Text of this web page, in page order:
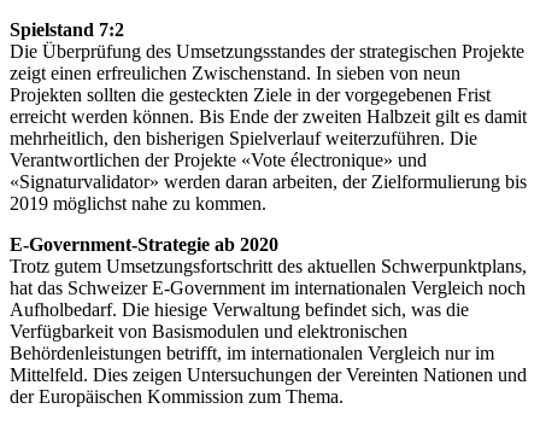
Spielstand 7:2
Die Überprüfung des Umsetzungsstandes der strategischen Projekte
zeigt einen erfreulichen Zwischenstand. In sieben von neun
Projekten sollten die gesteckten Ziele in der vorgegebenen Frist
erreicht werden können. Bis Ende der zweiten Halbzeit gilt es damit
mehrheitlich, den bisherigen Spielverlauf weiterzuführen. Die
Verantwortlichen der Projekte «Vote électronique» und
«Signaturvalidator» werden daran arbeiten, der Zielformulierung bis
2019 möglichst nahe zu kommen.
E-Government-Strategie ab 2020
Trotz gutem Umsetzungsfortschritt des aktuellen Schwerpunktplans,
hat das Schweizer E-Government im internationalen Vergleich noch
Aufholbedarf. Die hiesige Verwaltung befindet sich, was die
Verfügbarkeit von Basismodulen und elektronischen
Behördenleistungen betrifft, im internationalen Vergleich nur im
Mittelfeld. Dies zeigen Untersuchungen der Vereinten Nationen und
der Europäischen Kommission zum Thema.